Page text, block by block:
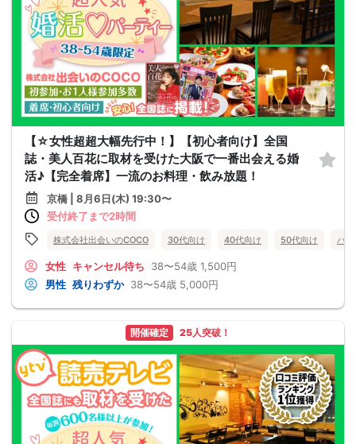
【☆女性超超大幅先行中！】【初心者向け】全国
誌・美人百花に取材を受けた大阪で一番出会える婚
活♪【完全着席】一流のお料理・飲み放題！
京橋 | 8月6日(木) 19:30〜
受付終了まで2時間
株式会社出会いのCOCO 30代向け 40代向け 50代向け バ
女性 キャンセル待ち 38〜54歳 1,500円
男性 残りわずか 38〜54歳 5,000円
開催確定 25人突破！